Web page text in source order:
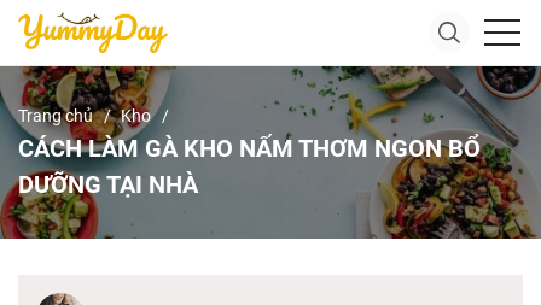
Trang chủ Kho
CÁCH LÀM GÀ KHO NẤM THƠM NGON BỔ
DƯỠNG TẠI NHÀ